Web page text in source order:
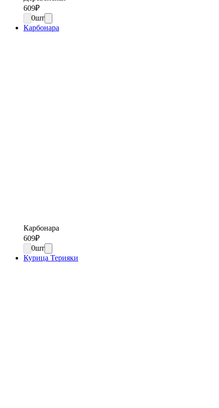
609₽
0шт
Карбонара
Карбонара
609₽
0шт
Курица Терияки